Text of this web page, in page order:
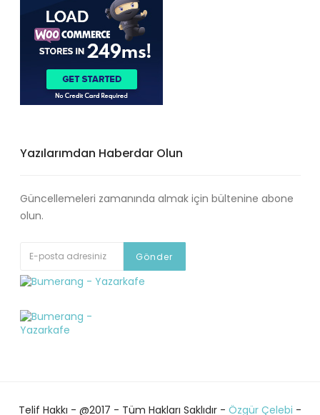
Yazılarımdan Haberdar Olun
Güncellemeleri zamanında almak için bültenine abone
olun.
Telif Hakkı - @2017 - Tüm Hakları Saklıdır - Özgür Çelebi -